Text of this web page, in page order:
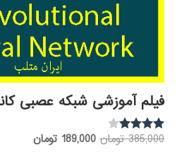
فیلم آموزشی شبکه عصبی
نمره
385,000 تومان قیمت
189,000 تومانقیمت